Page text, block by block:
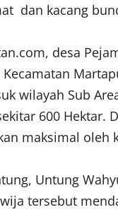
dan kacang
desa
wilayah Sub
600 Hektar.
maksimal oleh
Untung
tersebut